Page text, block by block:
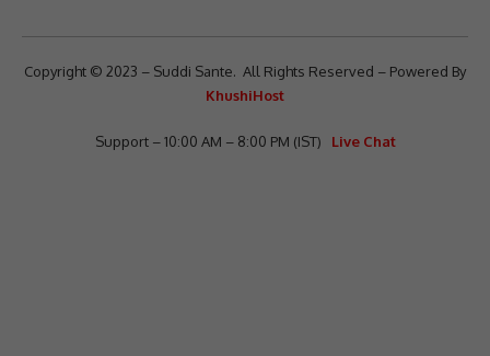
Copyright © 2023 – Suddi Sante. All Rights Reserved – Powered By
KhushiHost
Support – 10:00 AM – 8:00 PM (IST) Live Chat